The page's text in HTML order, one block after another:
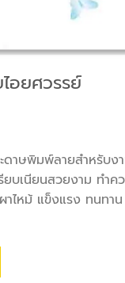
อยศวรรย์
าษพิมพ์ลายสำหรับง
บเนียนสวยงาม ทำค
าไหม้ แข็งแรง ทนทา